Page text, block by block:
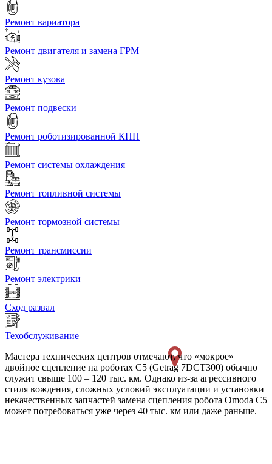
Ремонт вариатора
Ремонт двигателя и замена ГРМ
Ремонт кузова
Ремонт подвески
Ремонт роботизированной КПП
Ремонт системы охлаждения
Ремонт топливной системы
Ремонт тормозной системы
Ремонт трансмиссии
Ремонт электрики
Сход развал
Техобслуживание
Мастера технических центров отмечают, что «мокрое»
двойное сцепление на роботах C5 (Getrag 7DCT300) обычно
служит свыше 100 – 120 тыс. км. Однако из-за агрессивного
стиля вождения, сложных условий эксплуатации и установки
некачественных запчастей замена сцепления робота Omoda C5
может потребоваться уже через 40 тыс. км или даже раньше.